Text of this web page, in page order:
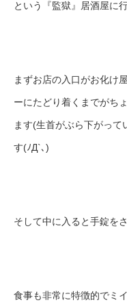
という『監獄』居酒屋に
まずお店の入口がお化け
ーにたどり着くまでがち
ます(生首がぶら下がって
す(ﾉД`､)
そして中に入ると手錠を
食事も非常に特徴的でミ